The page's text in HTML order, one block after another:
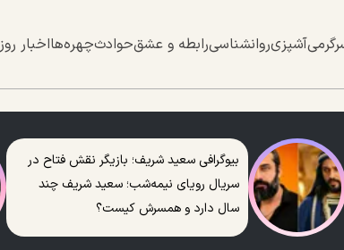
آشپزیروانشناسیرابطه و عشقحوادثچهره‌هااخبار روز
بیوگرافی سعید شریف؛ بازیگر نقش فتاح در
سریال رویای نیمه‌شب؛ سعید شریف چند
سال دارد و همسرش کیست؟